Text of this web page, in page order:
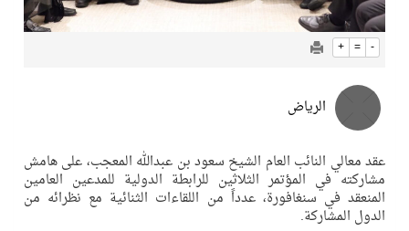
+ = -
الرياض
عقد معالي النائب العام الشيخ سعود بن عبدالله المعجب، على هامش
مشاركته في المؤتمر الثلاثين للرابطة الدولية للمدعين العامين
المنعقد في سنغافورة، عدداً من اللقاءات الثنائية مع نظرائه من
الدول المشاركة.